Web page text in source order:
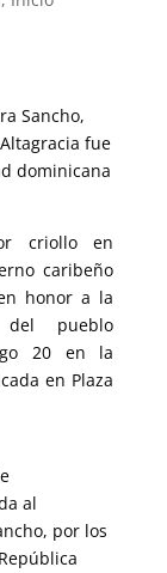
Sancho,
fue
dominicana
criollo en
caribeño
honor a la
pueblo
20 en la
en Plaza
al
por los